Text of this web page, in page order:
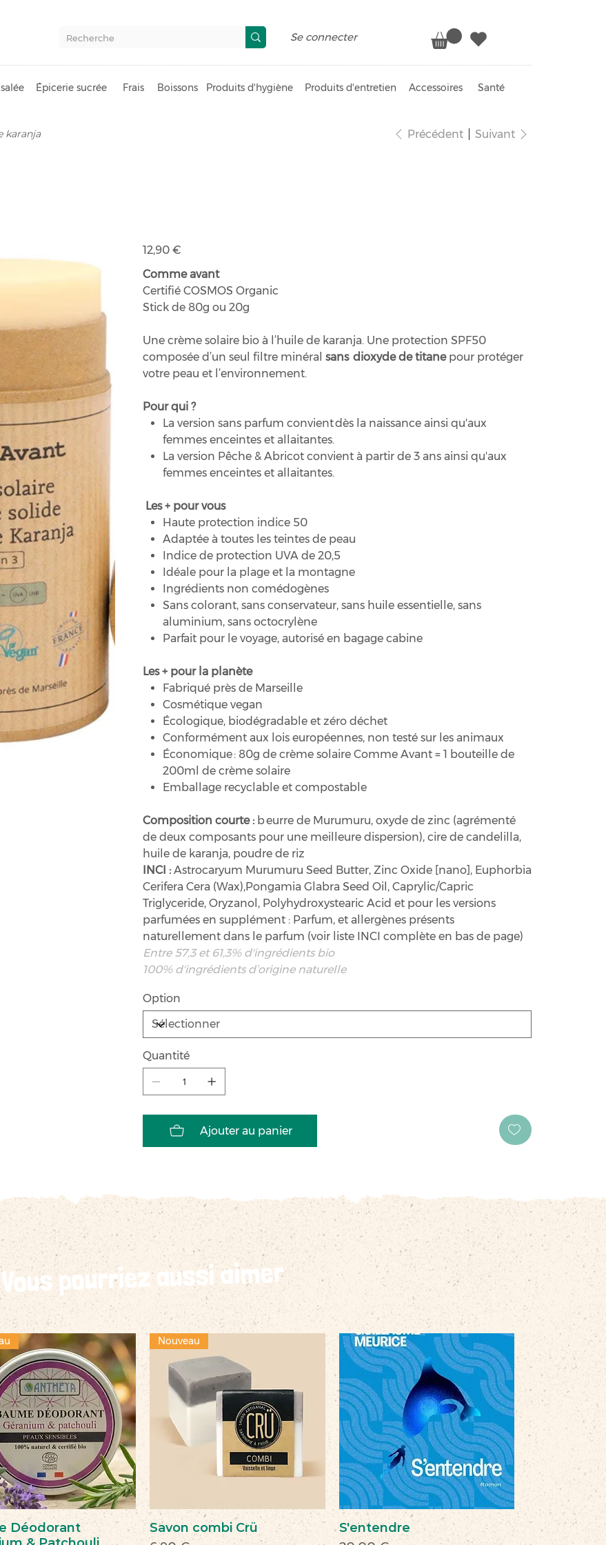
Épicerie sucrée Frais Boissons Produits d'hygiène Produits d'entretien Accessoires Santé
Se connecter
karanja Précédent Suivant
Prix
12,90 €
Comme avant
Certifié COSMOS Organic
Stick de 80g ou 20g
Une crème solaire bio à l’huile de karanja. Une protection SPF50
composée d’un seul filtre minéral sans dioxyde de titane pour protéger
votre peau et l’environnement.
Pour qui ?
La version sans parfum convient dès la naissance ainsi qu'aux
femmes enceintes et allaitantes.
La version Pêche & Abricot convient à partir de 3 ans ainsi qu'aux
femmes enceintes et allaitantes.
Les + pour vous
Haute protection indice 50
Adaptée à toutes les teintes de peau
Indice de protection UVA de 20,5
Idéale pour la plage et la montagne
Ingrédients non comédogènes
Sans colorant, sans conservateur, sans huile essentielle, sans
aluminium, sans octocrylène
Parfait pour le voyage, autorisé en bagage cabine
Les + pour la planète
Fabriqué près de Marseille
Cosmétique vegan
Écologique, biodégradable et zéro déchet
Conformément aux lois européennes, non testé sur les animaux
Économique : 80g de crème solaire Comme Avant = 1 bouteille de
200ml de crème solaire
Emballage recyclable et compostable
Composition courte : beurre de Murumuru, oxyde de zinc (agrémenté
de deux composants pour une meilleure dispersion), cire de candelilla,
huile de karanja, poudre de riz
INCI : Astrocaryum Murumuru Seed Butter, Zinc Oxide [nano], Euphorbia
Cerifera Cera (Wax),Pongamia Glabra Seed Oil, Caprylic/Capric
Triglyceride, Oryzanol, Polyhydroxystearic Acid et pour les versions
parfumées en supplément : Parfum, et allergènes présents
naturellement dans le parfum (voir liste INCI complète en bas de page)
Entre 57,3 et 61,3% d'ingrédients bio
100% d'ingrédients d’origine naturelle
Option
Quantité
Ajouter au panier
pourriez aussi aimer
Déodorant
Nouveau
Savon combi Crü
S'entendre